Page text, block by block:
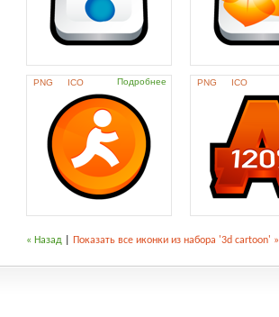
PNG ICO Подробнее PNG ICO
« Назад Показать все иконки из набора '3d cartoon' »